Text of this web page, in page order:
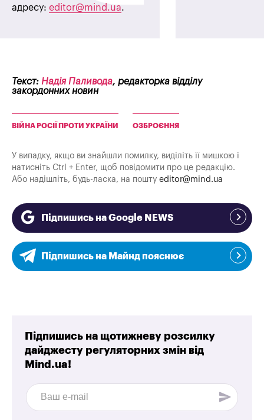
адресу: editor@mind.ua.
Текст: Надія Паливода, редакторка відділу
закордонних новин
ВІЙНА РОСІЇ ПРОТИ УКРАЇНИ ОЗБРОЄННЯ
У випадку, якщо ви знайшли помилку, виділіть її мишкою і
натисніть Ctrl + Enter, щоб повідомити про це редакцію.
Або надішліть, будь-ласка, на пошту editor@mind.ua
Підпишись на Google NEWS
Підпишись на Майнд пояснює
Підпишись на щотижневу розсилку
дайджесту регуляторних змін від
Mind.ua!